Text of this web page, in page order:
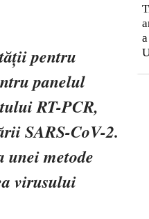
pentru
panelul
RT-PCR,
SARS-CoV-2.
unei metode
virusului